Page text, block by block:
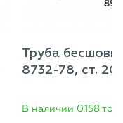
Труба
8732-78, ст. 20
В наличии 0.158